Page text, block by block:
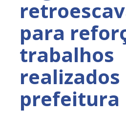
para
trabalhos
realizados
prefeitura